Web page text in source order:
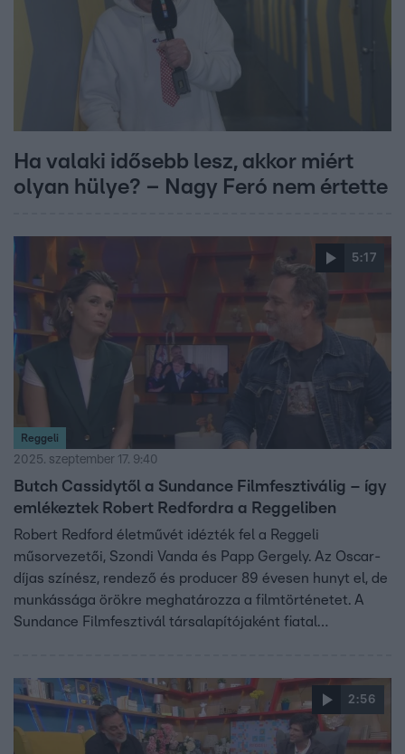
Ha valaki idősebb lesz, akkor miért
olyan hülye? – Nagy Feró nem értette
5:17
Reggeli
2025. szeptember 17. 9:40
Butch Cassidytől a Sundance Filmfesztiválig – így
emlékeztek Robert Redfordra a Reggeliben
Robert Redford életművét idézték fel a Reggeli
műsorvezetői, Szondi Vanda és Papp Gergely. Az Oscar-
díjas színész, rendező és producer 89 évesen hunyt el, de
munkássága örökre meghatározza a filmtörténetet. A
Sundance Filmfesztivál társalapítójaként fiatal
mozivásznon és a független film világában egyaránt él
tovább.
2:56